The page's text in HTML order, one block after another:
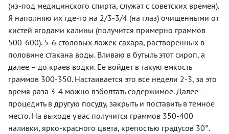
(из-под медицинского спирта, служат с советских времен).
Я наполняю их где-то на 2/3-3/4 (на глаз) очищенными от
кистей ягодами калины (получится примерно граммов
500-600). 5-6 столовых ложек сахара, растворенных в
половине стакана воды. Вливаю в бутыль этот сироп, а
далее – до краев водки. Ее войдет в такую емкость
граммов 300-350. Настаивается это все недели 2-3, за это
время раза 3-4 можно взболтать содержимое. Далее –
процедить в другую посуду, закрыть и поставить в темное
место. На выходе у вас получится граммов 350-400
наливки, ярко-красного цвета, крепостью градусов 30°.